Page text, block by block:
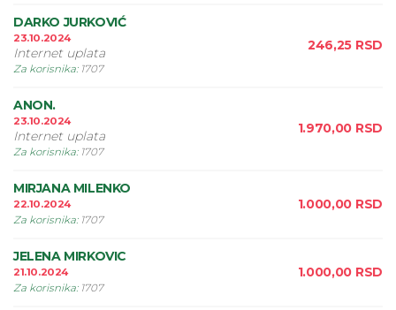
DARKO JURKOVIĆ
23.10.2024
Internet uplata
Za korisnika: 1707
246,25 RSD
ANON.
23.10.2024
Internet uplata
Za korisnika: 1707
1.970,00 RSD
MIRJANA MILENKO
22.10.2024
Za korisnika: 1707
1.000,00 RSD
JELENA MIRKOVIC
21.10.2024
Za korisnika: 1707
1.000,00 RSD